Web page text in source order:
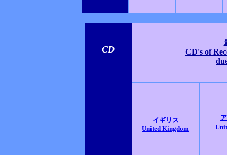
CD
CD's of
イギリス
United Kingdom